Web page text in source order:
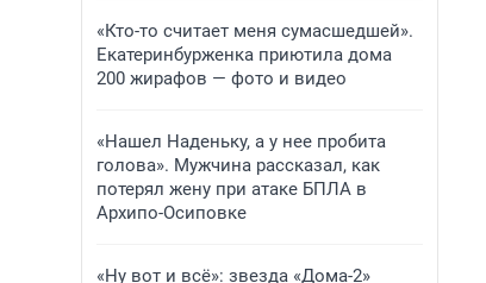
«Кто-то считает меня сумасшедшей».
Екатеринбурженка приютила дома
200 жирафов — фото и видео
«Нашел Наденьку, а у нее пробита
голова». Мужчина рассказал, как
потерял жену при атаке БПЛА в
Архипо-Осиповке
«Ну вот и всё»: звезда «Дома-2»